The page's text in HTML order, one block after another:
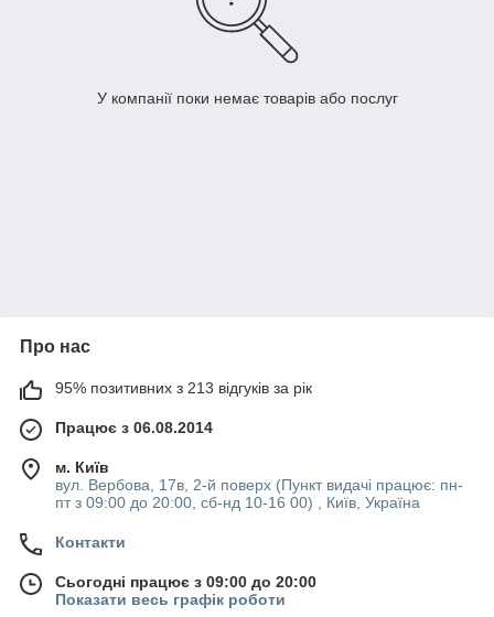
У компанії поки немає товарів або послуг
Про нас
95% позитивних з 213 відгуків за рік
Працює з 06.08.2014
м. Київ
вул. Вербова, 17в, 2-й поверх (Пункт видачі працює: пн-
пт з 09:00 до 20:00, сб-нд 10-16 00) , Київ, Україна
Контакти
Сьогодні працює з 09:00 до 20:00
Показати весь графік роботи